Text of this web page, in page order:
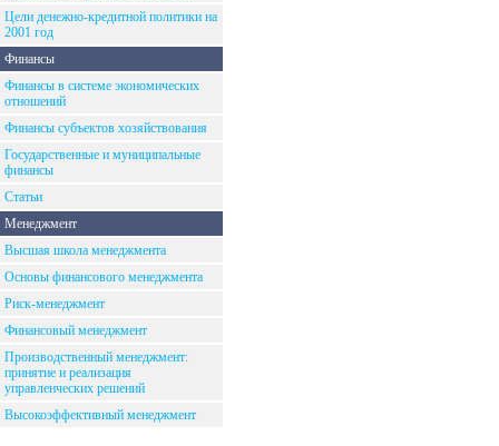
Цели денежно-кредитной политики на
2001 год
Финансы
Финансы в системе экономических
отношений
Финансы субъектов хозяйствования
Государственные и муниципальные
финансы
Статьи
Менеджмент
Высшая школа менеджмента
Основы финансового менеджмента
Риск-менеджмент
Финансовый менеджмент
Производственный менеджмент:
принятие и реализация
управленческих решений
Высокоэффективный менеджмент